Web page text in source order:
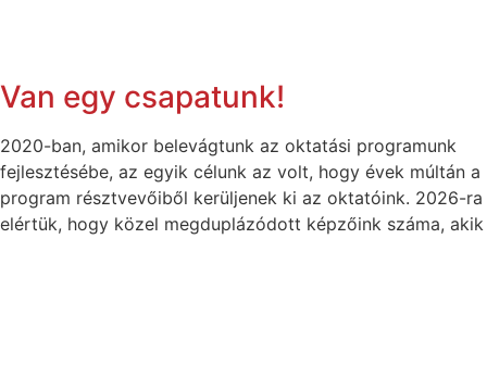
Van egy csapatunk!
2020-ban, amikor belevágtunk az oktatási programunk
fejlesztésébe, az egyik célunk az volt, hogy évek múltán a
program résztvevőiből kerüljenek ki az oktatóink. 2026-ra
elértük, hogy közel megduplázódott képzőink száma, akik